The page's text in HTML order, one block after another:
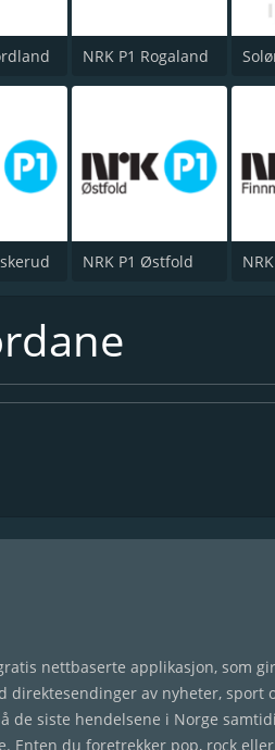
NRK P1 Rogaland
NRK P1 Østfold
nettbaserte applikasjon, som
direktesendinger av nyheter, sport
de siste hendelsene i Norge
Enten du foretrekker pop, rock eller